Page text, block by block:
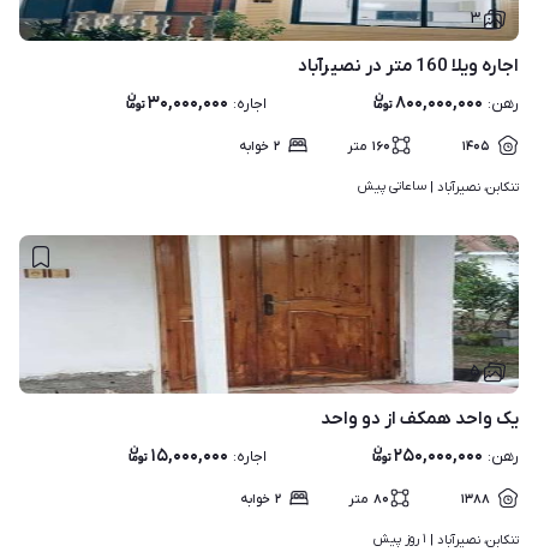
۳
اجاره ویلا 160 متر در نصیرآباد
رهن: ۸۰۰,۰۰۰,۰۰۰ اجاره: ۳۰,۰۰۰,۰۰۰
۱۴۰۵ ۱۶۰ متر ۲ خوابه
تنکابن، نصیرآباد | ساعاتی پیش
۵
یک واحد همکف از دو واحد
رهن: ۲۵۰,۰۰۰,۰۰۰ اجاره: ۱۵,۰۰۰,۰۰۰
۱۳۸۸ ۸۰ متر ۲ خوابه
تنکابن، نصیرآباد | ۱ روز پیش